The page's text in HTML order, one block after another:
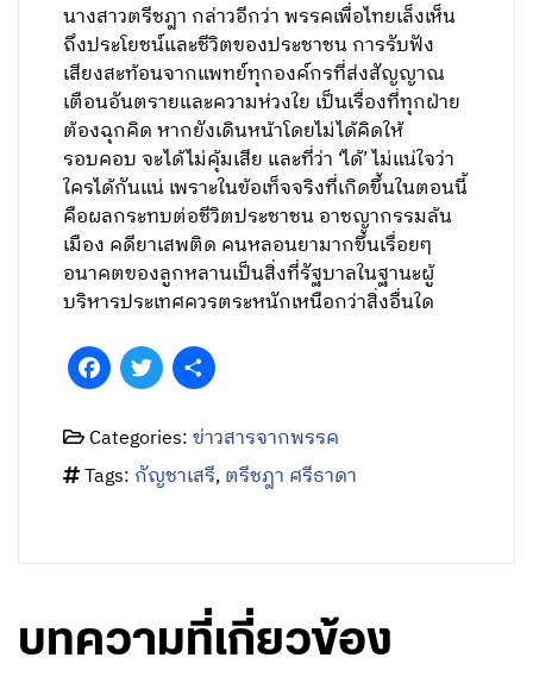
นางสาวตรีชฎา กล่าวอีกว่า พรรคเพื่อไทยเล็งเห็น
ถึงประโยชน์และชีวิตของประชาชน การรับฟัง
เสียงสะท้อนจากแพทย์ทุกองค์กรที่ส่งสัญญาณ
เตือนอันตรายและความห่วงใย เป็นเรื่องที่ทุกฝ่าย
ต้องฉุกคิด หากยังเดินหน้าโดยไม่ได้คิดให้
รอบคอบ จะได้ไม่คุ้มเสีย และที่ว่า ‘ได้’ ไม่แน่ใจว่า
ใครได้กันแน่ เพราะในข้อเท็จจริงที่เกิดขึ้นในตอนนี้
คือผลกระทบต่อชีวิตประชาชน อาชญากรรมล้น
เมือง คดียาเสพติด คนหลอนยามากขึ้นเรื่อยๆ
อนาคตของลูกหลานเป็นสิ่งที่รัฐบาลในฐานะผู้
บริหารประเทศควรตระหนักเหนือกว่าสิ่งอื่นใด
FacebookTwitter
Categories:ข่าวสารจากพรรค
Tags: กัญชาเสรี,ตรีชฎา ศรีธาดา
บทความที่เกี่ยวข้อง